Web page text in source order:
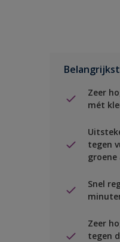
Zeer
mét
tegen
groene
Snel
Zeer
tegen